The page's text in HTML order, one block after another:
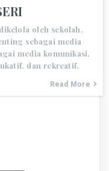
oleh sekolah.
sebagai media
media komunikasi.
dan rekreatif.
Read More